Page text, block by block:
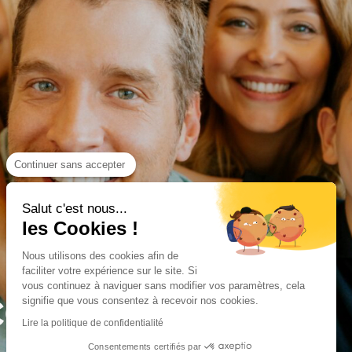
Continuer sans accepter
Salut c'est nous...
les Cookies !
Nous utilisons des cookies afin de
faciliter votre expérience sur le site. Si
vous continuez à naviguer sans modifier vos paramètres, cela
signifie que vous consentez à recevoir nos cookies.
Lire la politique de confidentialité
Consentements certifiés par
L'ANNÉE !
grandeur nature, jeux concours et
!
que vous ne trouverez nulle part
POUR
L'ANNÉE !
grandeur nature, jeux concours et
!
que vous ne trouverez nulle part